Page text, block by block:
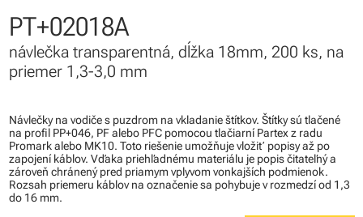
PT+02018A
návlečka transparentná, dĺžka 18mm, 200 ks, na
priemer 1,3-3,0 mm
Návlečky na vodiče s puzdrom na vkladanie štítkov. Štítky sú tlačené
na profil PP+046, PF alebo PFC pomocou tlačiarní Partex z radu
Promark alebo MK10. Toto riešenie umožňuje vložiť popisy až po
zapojení káblov. Vďaka priehľadnému materiálu je popis čitateľný a
zároveň chránený pred priamym vplyvom vonkajších podmienok.
Rozsah priemeru káblov na označenie sa pohybuje v rozmedzí od 1,3
do 16 mm.